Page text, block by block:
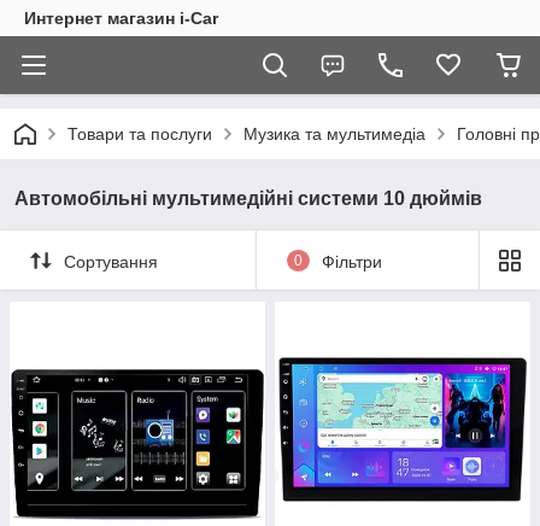
Интернет магазин i-Car
Товари та послуги Музика та мультимедіа Головні
Автомобільні мультимедійні системи 10 дюймів
Сортування 0 Фільтри